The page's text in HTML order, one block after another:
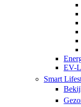
EV-
Smart